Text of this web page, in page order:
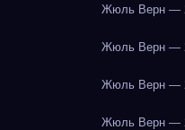
Жюль Верн —
Жюль Верн —
Жюль Верн —
Жюль Верн —